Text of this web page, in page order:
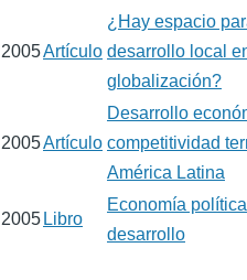
navegación
2005Artículo
¿Hay espacio
desarrollo local
globalización?
2005Artículo
Desarrollo
competitividad
América Latina
2005 Libro
Economía política
desarrollo